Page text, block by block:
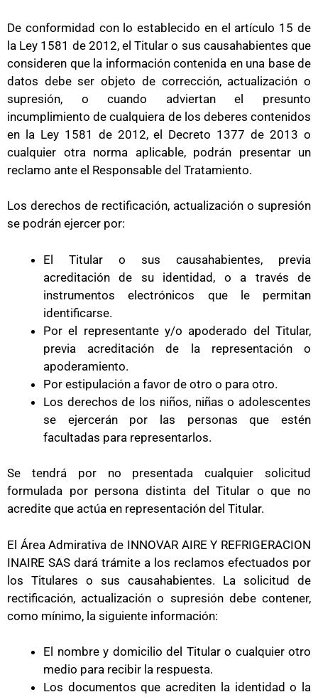
De conformidad con lo establecido en el artículo 15 de
la Ley 1581 de 2012, el Titular o sus causahabientes que
consideren que la información contenida en una base de
datos debe ser objeto de corrección, actualización o
supresión, o cuando adviertan el presunto
incumplimiento de cualquiera de los deberes contenidos
en la Ley 1581 de 2012, el Decreto 1377 de 2013 o
cualquier otra norma aplicable, podrán presentar un
reclamo ante el Responsable del Tratamiento.
Los derechos de rectificación, actualización o supresión
se podrán ejercer por:
El Titular o sus causahabientes, previa
acreditación de su identidad, o a través de
instrumentos electrónicos que le permitan
identificarse.
Por el representante y/o apoderado del Titular,
previa acreditación de la representación o
apoderamiento.
Por estipulación a favor de otro o para otro.
Los derechos de los niños, niñas o adolescentes
se ejercerán por las personas que estén
facultadas para representarlos.
Se tendrá por no presentada cualquier solicitud
formulada por persona distinta del Titular o que no
acredite que actúa en representación del Titular.
El Área Admirativa de INNOVAR AIRE Y REFRIGERACION
INAIRE SAS dará trámite a los reclamos efectuados por
los Titulares o sus causahabientes. La solicitud de
rectificación, actualización o supresión debe contener,
como mínimo, la siguiente información:
El nombre y domicilio del Titular o cualquier otro
medio para recibir la respuesta.
Los documentos que acrediten la identidad o la